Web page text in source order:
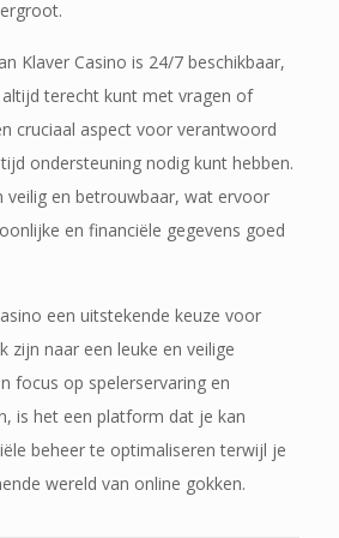
Klaver Casino is 24/7 beschikbaar,
terecht kunt met vragen of
cruciaal aspect voor verantwoord
ondersteuning nodig kunt hebben.
veilig en betrouwbaar, wat ervoor
en financiële gegevens goed
een uitstekende keuze voor
zijn naar een leuke en veilige
focus op spelerservaring en
is het een platform dat je kan
beheer te optimaliseren terwijl je
wereld van online gokken.